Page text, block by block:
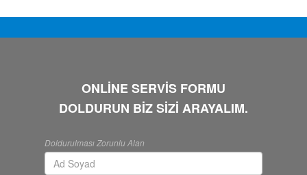
ONLİNE SERVİS FORMU
DOLDURUN BİZ SİZİ ARAYALIM.
Doldurulması Zorunlu Alan